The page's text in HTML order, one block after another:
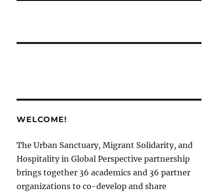
WELCOME!
The Urban Sanctuary, Migrant Solidarity, and
Hospitality in Global Perspective partnership
brings together 36 academics and 36 partner
organizations to co-develop and share